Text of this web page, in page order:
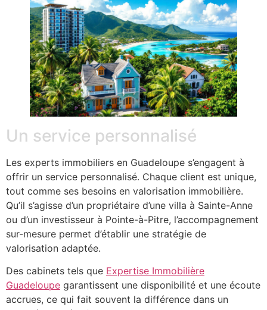
Un service personnalisé
Les experts immobiliers en Guadeloupe s’engagent à
offrir un service personnalisé. Chaque client est unique,
tout comme ses besoins en valorisation immobilière.
Qu’il s’agisse d’un propriétaire d’une villa à Sainte-Anne
ou d’un investisseur à Pointe-à-Pitre, l’accompagnement
sur-mesure permet d’établir une stratégie de
valorisation adaptée.
Des cabinets tels que Expertise Immobilière
Guadeloupe garantissent une disponibilité et une écoute
accrues, ce qui fait souvent la différence dans un